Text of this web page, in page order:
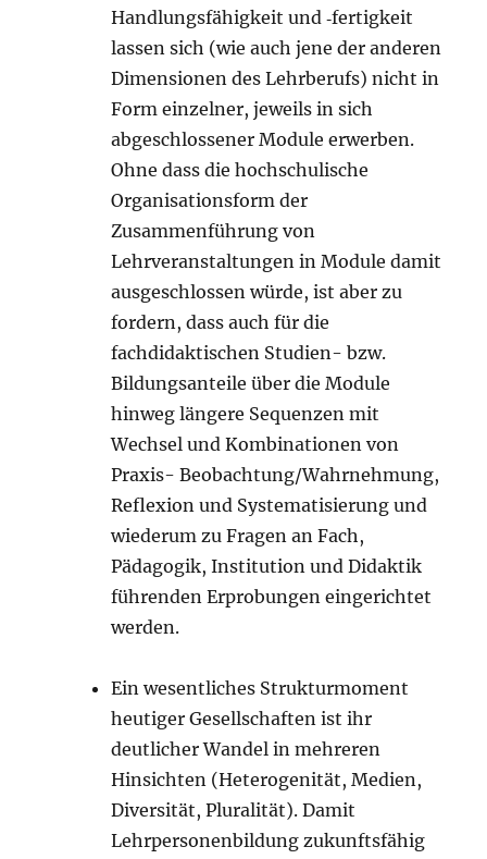
Handlungsfähigkeit und ‑fertigkeit
lassen sich (wie auch jene der anderen
Dimensionen des Lehrberufs) nicht in
Form einzelner, jeweils in sich
abgeschlossener Module erwerben.
Ohne dass die hochschulische
Organisationsform der
Zusammenführung von
Lehrveranstaltungen in Module damit
ausgeschlossen würde, ist aber zu
fordern, dass auch für die
fachdidaktischen Studien- bzw.
Bildungsanteile über die Module
hinweg längere Sequenzen mit
Wechsel und Kombinationen von
Praxis- Beobachtung/Wahrnehmung,
Reflexion und Systematisierung und
wiederum zu Fragen an Fach,
Pädagogik, Institution und Didaktik
führenden Erprobungen eingerichtet
werden.
Ein wesentliches Strukturmoment
heutiger Gesellschaften ist ihr
deutlicher Wandel in mehreren
Hinsichten (Heterogenität, Medien,
Diversität, Pluralität). Damit
Lehrpersonenbildung zukunftsfähig